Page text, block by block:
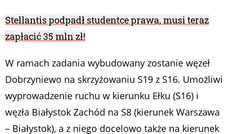
Stellantis podpadł studentce prawa, musi teraz
zapłacić 35 mln zł!
W ramach zadania wybudowany zostanie węzeł
Dobrzyniewo na skrzyżowaniu S19 z S16. Umożliwi
wyprowadzenie ruchu w kierunku Ełku (S16) i
węzła Białystok Zachód na S8 (kierunek Warszawa
– Białystok), a z niego docelowo także na kierunek